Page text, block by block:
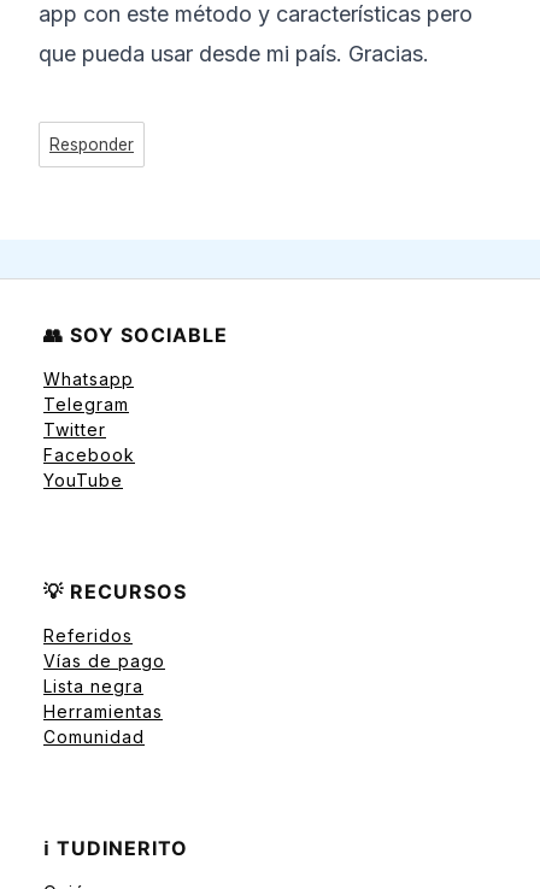
app con este método y características pero
que pueda usar desde mi país. Gracias.
Responder
👥 SOY SOCIABLE
Whatsapp
Telegram
Twitter
Facebook
YouTube
💡 RECURSOS
Referidos
Vías de pago
Lista negra
Herramientas
Comunidad
ℹ️ TUDINERITO